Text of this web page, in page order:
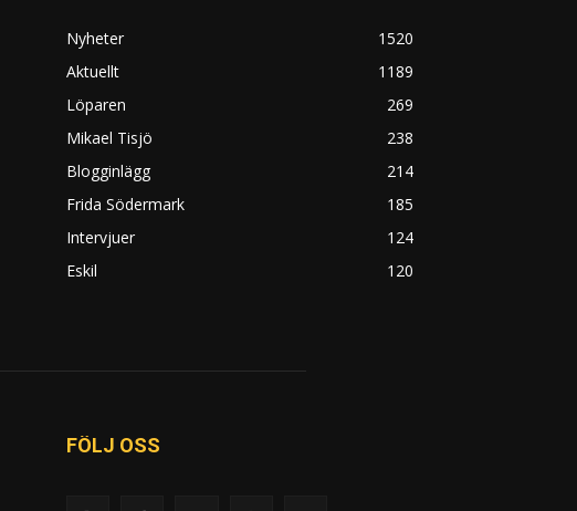
Nyheter
1520
Aktuellt
1189
Löparen
269
Mikael Tisjö
238
Blogginlägg
214
Frida Södermark
185
Intervjuer
124
Eskil
120
FÖLJ OSS